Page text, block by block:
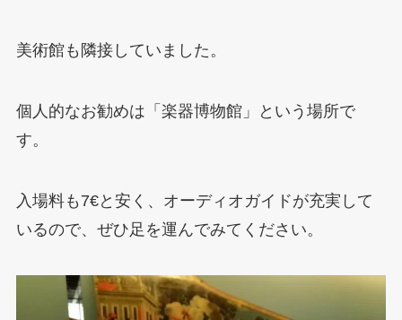
美術館も隣接していました。
個人的なお勧めは「楽器博物館」という場所で
す。
入場料も7€と安く、オーディオガイドが充実して
いるので、ぜひ足を運んでみてください。